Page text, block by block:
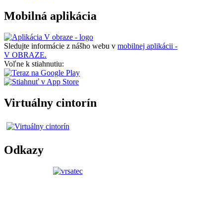
Mobilná aplikácia
Sledujte informácie z nášho webu v mobilnej aplikácii -
V OBRAZE.
Voľne k stiahnutiu:
Virtuálny cintorín
Odkazy